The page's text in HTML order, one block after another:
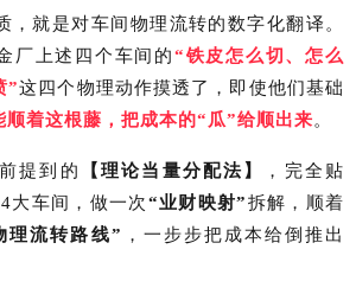
，就是对车间物理流转的数字化翻译。
厂上述四个车间的“铁皮怎么切、怎么
”这四个物理动作摸透了，即使他们基础
顺着这根藤，把成本的“瓜”给顺出来。
提到的 【理论当量分配法】
，完全贴
4大车间，做一次“业财映射”拆解，顺着
理流转路线” ，一步步把成本给倒推出